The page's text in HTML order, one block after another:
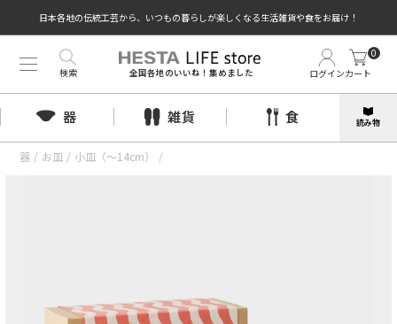
日本各地の伝統工芸から、いつもの暮らしが楽しくなる生活雑貨や食をお届け！
全国各地のいいね！集めました ログインカート
0
検索
器 雑貨 食 読み物
器 / お皿 / 小皿（〜14cm） /